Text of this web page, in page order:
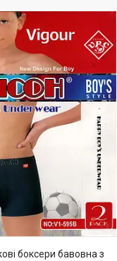
боксери бавовна з